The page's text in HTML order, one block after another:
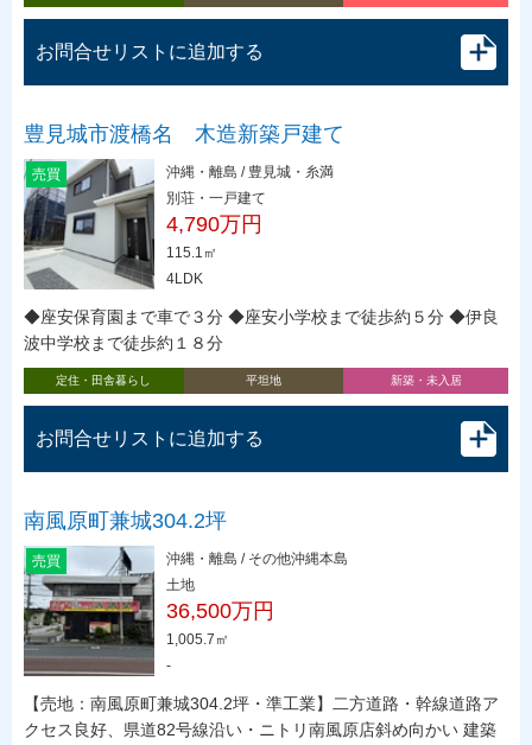
お問合せリストに追加する
豊見城市渡橋名 木造新築戸建て
売買
沖縄・離島 / 豊見城・糸満
別荘・一戸建て
4,790万円
115.1㎡
4LDK
◆座安保育園まで車で３分 ◆座安小学校まで徒歩約５分 ◆伊良
波中学校まで徒歩約１８分
定住・田舎暮らし 平坦地 新築・未入居
お問合せリストに追加する
南風原町兼城304.2坪
売買
沖縄・離島 / その他沖縄本島
土地
36,500万円
1,005.7㎡
-
【売地：南風原町兼城304.2坪・準工業】二方道路・幹線道路ア
クセス良好、県道82号線沿い・ニトリ南風原店斜め向かい 建築